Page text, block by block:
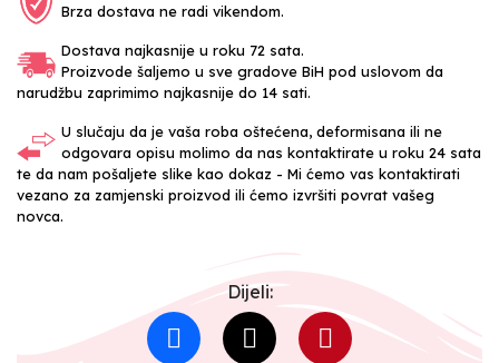
Brza dostava ne radi vikendom.
Dostava najkasnije u roku 72 sata.
Proizvode šaljemo u sve gradove BiH pod uslovom da
narudžbu zaprimimo najkasnije do 14 sati.
U slučaju da je vaša roba oštećena, deformisana ili ne
odgovara opisu molimo da nas kontaktirate u roku 24 sata
te da nam pošaljete slike kao dokaz - Mi ćemo vas kontaktirati
vezano za zamjenski proizvod ili ćemo izvršiti povrat vašeg
novca.
Dijeli: